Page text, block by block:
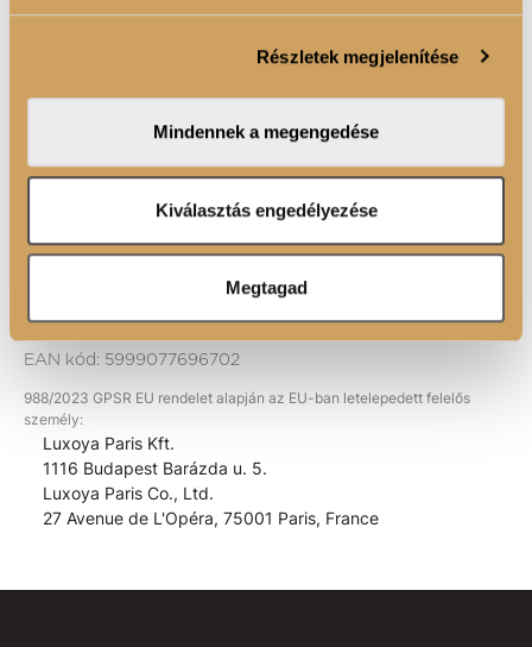
valamint weboldalforgalmunk elemzéséhez. Ezenkívül
adatait, akik kombinálhatják az adatokat más olyan
adatokkal, amelyeket Ön adott meg számukra vagy az
Ön által használt más szolgáltatásokból gyűjtöttek.
Részletek megjelenítése
Mindennek a megengedése
Kiválasztás engedélyezése
Megtagad
egyben.
A Kezelési útmutatót olvasd el itt!
TERMÉK ELŐNYÖK
ÖSSZETEVŐK
EAN kód: 5999077696702
988/2023 GPSR EU rendelet alapján az EU-ban letelepedett felelős
személy:
Luxoya Paris Kft.
1116 Budapest Barázda u. 5.
Luxoya Paris Co., Ltd.
27 Avenue de L'Opéra, 75001 Paris, France